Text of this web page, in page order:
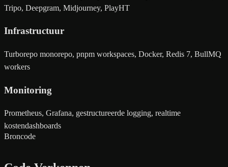
Tripo, Deepgram, Midjourney, PlayHT
Infrastructuur
Turborepo monorepo, pnpm workspaces, Docker, Redis 7, BullMQ
workers
Monitoring
Prometheus, Grafana, gestructureerde logging, realtime
kostendashboards
Broncode